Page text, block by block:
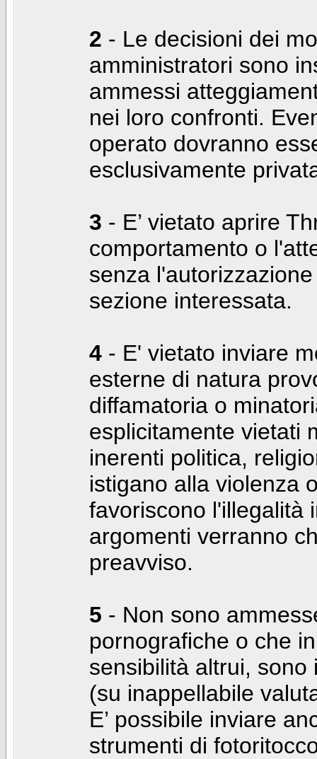
2 - Le decisioni dei
amministratori sono
ammessi
nei loro confronti.
operato dovranno
esclusivamente
3 - E’ vietato aprire
comportamento o
senza
sezione interessata.
4 - E' vietato inviare
esterne di natura
diffamatoria o
esplicitamente vietati
inerenti politica,
istigano alla violenza
favoriscono l'illegalità
argomenti verranno
preavviso.
5 - Non sono
pornografiche o che
sensibilità altrui,
(su inappellabile
E’ possibile inviare
strumenti di